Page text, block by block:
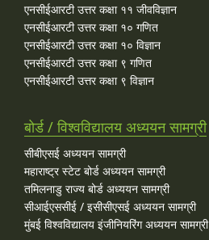
एनसीईआरटी उत्तर कक्षा ११ जीवविज्ञान
एनसीईआरटी उत्तर कक्षा १० गणित
एनसीईआरटी उत्तर कक्षा १० विज्ञान
एनसीईआरटी उत्तर कक्षा ९ गणित
एनसीईआरटी उत्तर कक्षा ९ विज्ञान
बोर्ड / विश्वविद्यालय अध्ययन सामग्री
सीबीएसई अध्ययन सामग्री
महाराष्ट्र स्टेट बोर्ड अध्ययन सामग्री
तमिलनाडु राज्य बोर्ड अध्ययन सामग्री
सीआईएससीई / इसीसीएसई अध्ययन सामग्री
मुंबई विश्वविद्यालय इंजीनियरिंग अध्ययन सामग्री